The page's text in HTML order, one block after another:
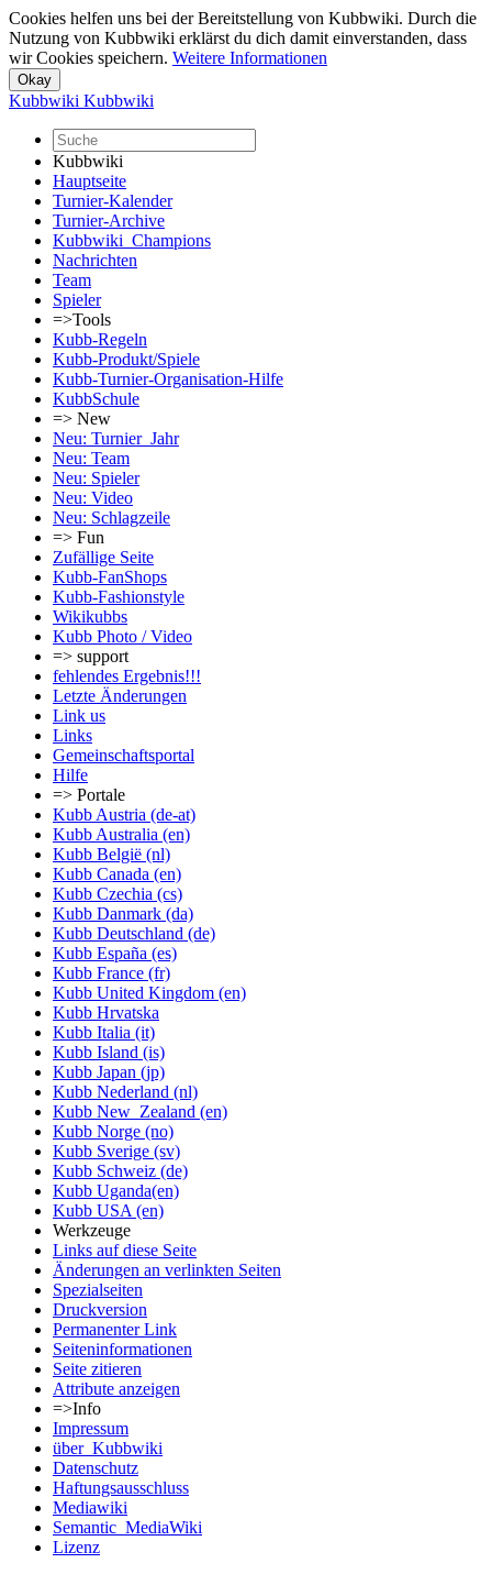
Cookies helfen uns bei der Bereitstellung von Kubbwiki. Durch die
Nutzung von Kubbwiki erklärst du dich damit einverstanden, dass
wir Cookies speichern. Weitere Informationen
Kubbwiki Kubbwiki
Kubbwiki
Hauptseite
Turnier-Kalender
Turnier-Archive
Kubbwiki_Champions
Nachrichten
Team
Spieler
=>Tools
Kubb-Regeln
Kubb-Produkt/Spiele
Kubb-Turnier-Organisation-Hilfe
KubbSchule
=> New
Neu: Turnier_Jahr
Neu: Team
Neu: Spieler
Neu: Video
Neu: Schlagzeile
=> Fun
Zufällige Seite
Kubb-FanShops
Kubb-Fashionstyle
Wikikubbs
Kubb Photo / Video
=> support
fehlendes Ergebnis!!!
Letzte Änderungen
Link us
Links
Gemeinschafts­portal
Hilfe
=> Portale
Kubb Austria (de-at)
Kubb Australia (en)
Kubb België (nl)
Kubb Canada (en)
Kubb Czechia (cs)
Kubb Danmark (da)
Kubb Deutschland (de)
Kubb España (es)
Kubb France (fr)
Kubb United Kingdom (en)
Kubb Hrvatska
Kubb Italia (it)
Kubb Island (is)
Kubb Japan (jp)
Kubb Nederland (nl)
Kubb New_Zealand (en)
Kubb Norge (no)
Kubb Sverige (sv)
Kubb Schweiz (de)
Kubb Uganda(en)
Kubb USA (en)
Werkzeuge
Links auf diese Seite
Änderungen an verlinkten Seiten
Spezialseiten
Druckversion
Permanenter Link
Seiten­informationen
Seite zitieren
Attribute anzeigen
=>Info
Impressum
über_Kubbwiki
Datenschutz
Haftungsausschluss
Mediawiki
Semantic_MediaWiki
Lizenz